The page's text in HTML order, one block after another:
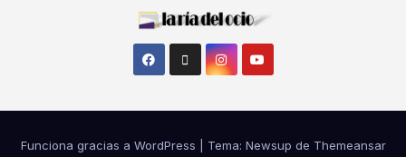
Funciona gracias a WordPress Tema: Newsup de Themeansar